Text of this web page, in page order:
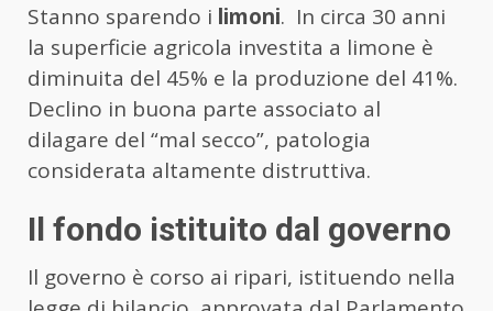
Stanno sparendo i limoni. In circa 30 anni
la superficie agricola investita a limone è
diminuita del 45% e la produzione del 41%.
Declino in buona parte associato al
dilagare del “mal secco”, patologia
considerata altamente distruttiva.
Il fondo istituito dal governo
Il governo è corso ai ripari, istituendo nella